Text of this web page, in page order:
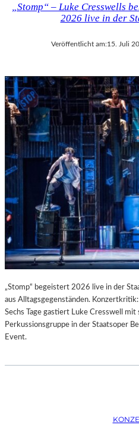
„Stomp“ – Luke Cresswells
2026 live in der
Veröffentlicht am:15. Juli
„Stomp“ begeistert 2026 live in der
aus Alltagsgegenständen.
Sechs Tage gastiert Luke Cresswell mit
Perkussionsgruppe in der Staatsoper
Event.